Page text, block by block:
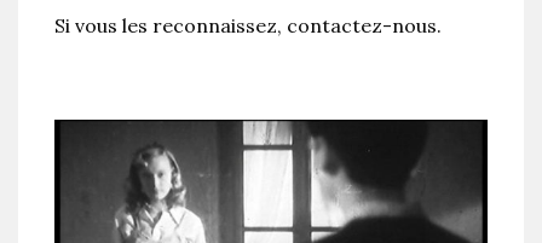
Si vous les reconnaissez, contactez-nous.